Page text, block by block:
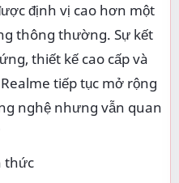
định vị cao hơn một
thông thường. Sự kết
thiết kế cao cấp và
tiếp tục mở rộng
nghệ nhưng vẫn quan
thức